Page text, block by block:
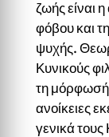
ζωής είναι
φόβου και
ψυχής.
Κυνικούς
τη μόρφωσή
ανοίκειες
γενικά τους